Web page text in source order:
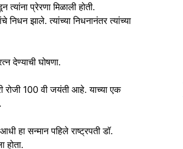
प्रेरणा मिळाली होती.
झाले. त्यांच्या निधनानंतर त्यांच्या
देण्याची घोषणा.
रोजी 100 वी जयंती आहे. याच्या एक
हा सन्मान पहिले राष्ट्रपती डॉ.
होता.